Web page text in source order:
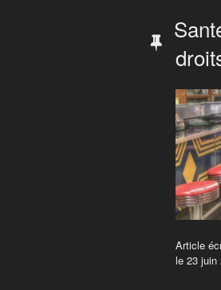
Article
le 23 juin